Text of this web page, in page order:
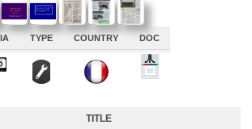
TYPE COUNTRY DOC
A
TITLE